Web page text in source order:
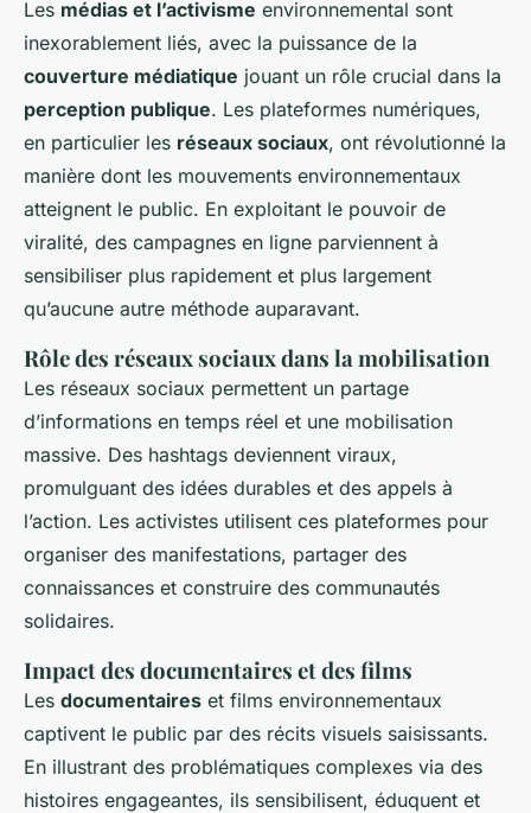
Les médias et l’activisme environnemental sont
inexorablement liés, avec la puissance de la
couverture médiatique jouant un rôle crucial dans la
perception publique. Les plateformes numériques,
en particulier les réseaux sociaux, ont révolutionné la
manière dont les mouvements environnementaux
atteignent le public. En exploitant le pouvoir de
viralité, des campagnes en ligne parviennent à
sensibiliser plus rapidement et plus largement
qu’aucune autre méthode auparavant.
Rôle des réseaux sociaux dans la mobilisation
Les réseaux sociaux permettent un partage
d’informations en temps réel et une mobilisation
massive. Des hashtags deviennent viraux,
promulguant des idées durables et des appels à
l’action. Les activistes utilisent ces plateformes pour
organiser des manifestations, partager des
connaissances et construire des communautés
solidaires.
Impact des documentaires et des films
Les documentaires et films environnementaux
captivent le public par des récits visuels saisissants.
En illustrant des problématiques complexes via des
histoires engageantes, ils sensibilisent, éduquent et